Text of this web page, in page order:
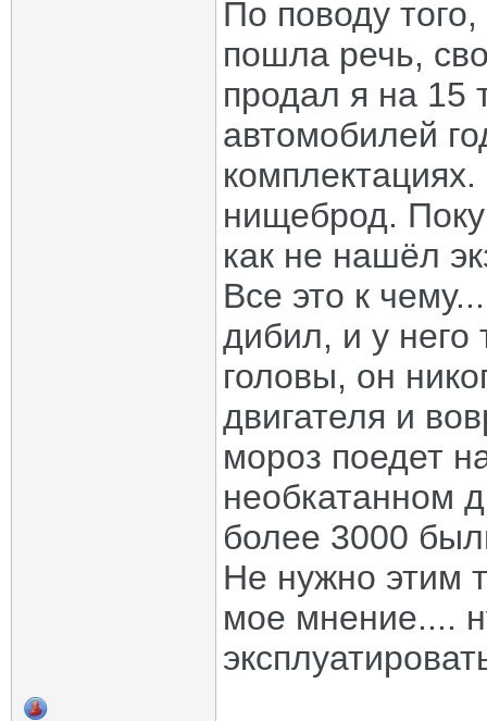
По поводу
пошла речь,
продал я на 15
автомобилей
нищеброд.
как не нашёл
Все это к
дибил, и у него
головы, он
двигателя и
мороз поедет
необкатанном
более 3000
Не нужно этим
мое мнение....